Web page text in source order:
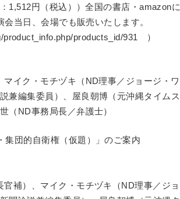
1,512円（税込））全国の書店・amazonに
日、会場でも販売いたします。
product_info.php/products_id/931 ）
イク・モチヅキ（ND理事／ジョージ・ワ
兼編集委員）、屋良朝博（元沖縄タイムス
（ND事務局長／弁護士）
集団的自衛権（仮題）」のご案内
補）、マイク・モチヅキ（ND理事／ジョ